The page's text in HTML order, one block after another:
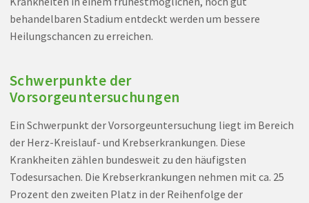
behandelbaren Stadium entdeckt werden um bessere
Heilungschancen zu erreichen.
Schwerpunkte der
Vorsorgeuntersuchungen
Ein Schwerpunkt der Vorsorgeuntersuchung liegt im Bereich
der Herz-Kreislauf- und Krebserkrankungen. Diese
Krankheiten zählen bundesweit zu den häufigsten
Todesursachen. Die Krebserkrankungen nehmen mit ca. 25
Prozent den zweiten Platz in der Reihenfolge der